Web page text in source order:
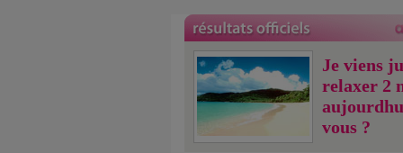
Je viens
relaxer 2
vous ?